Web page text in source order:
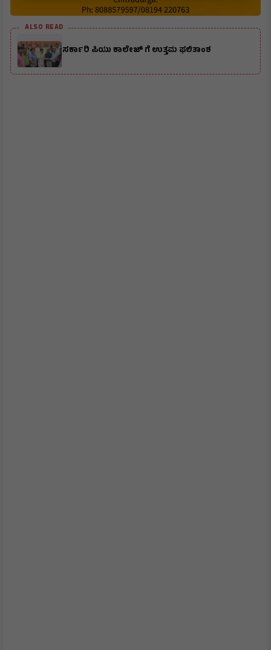
ALSO READ
ಸರ್ಕಾರಿ ಪಿಯು ಕಾಲೇಜ್ ಗೆ ಉತ್ತಮ ಫಲಿತಾಂಶ